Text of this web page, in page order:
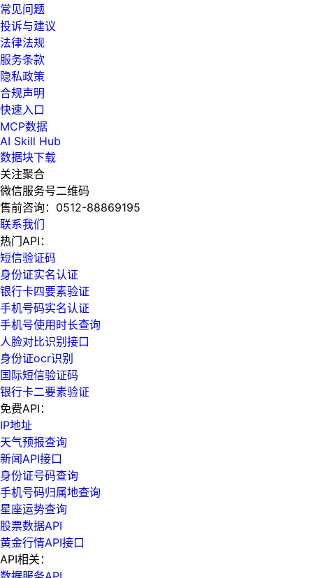
常见问题
投诉与建议
法律法规
服务条款
隐私政策
合规声明
快速入口
MCP数据
AI Skill Hub
数据块下载
关注聚合
微信服务号二维码
售前咨询： 0512-88869195
联系我们
热门API：
短信验证码
身份证实名认证
银行卡四要素验证
手机号码实名认证
手机号使用时长查询
人脸对比识别接口
身份证ocr识别
国际短信验证码
银行卡二要素验证
免费API：
IP地址
天气预报查询
新闻API接口
身份证号码查询
手机号码归属地查询
星座运势查询
股票数据API
黄金行情API接口
API相关：